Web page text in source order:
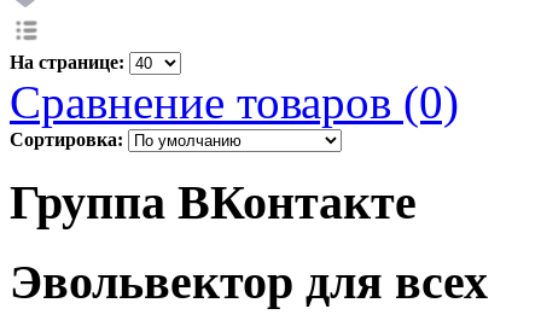
На странице:
Сравнение товаров (0)
Сортировка:
Группа ВКонтакте
Эвольвектор для всех